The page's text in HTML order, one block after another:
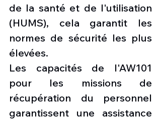
de la santé et de l'utilisation
(HUMS), cela garantit les
normes de sécurité les plus
élevées.
Les capacités de l'AW101
pour les missions de
récupération du personnel
garantissent une assistance